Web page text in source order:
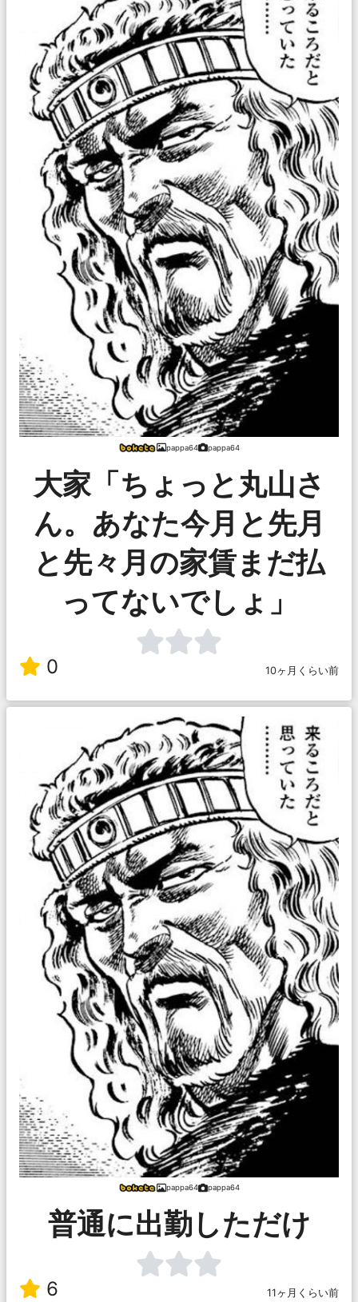
pappa64 pappa64
大家「ちょっと丸山さ
ん。あなた今月と先月
と先々月の家賃まだ払
ってないでしょ」
0 10ヶ月くらい前
pappa64 pappa64
普通に出勤しただけ
6 11ヶ月くらい前